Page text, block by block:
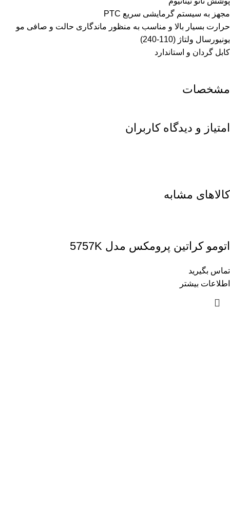
مجهز به سیستم گرمایشی سریع PTC
حرارت بسیار بالا و مناسب به منظور ماندگاری حالت و صافی مو
يونيورسال ولتاژ (110-240)
کابل گردان و استاندارد
مشخصات
امتیاز و دیدگاه کاربران
کالاهای مشابه
اتومو کراتین پرومکس مدل 5757K
تماس بگیرید
اطلاعات بیشتر